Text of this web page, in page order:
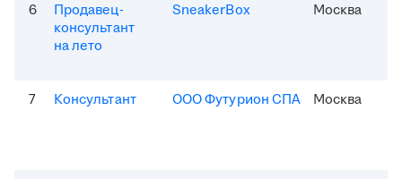
6
Продавец-
консультант
на лето
SneakerBox Москва
7 Консультант ООО Футурион СПА Москва